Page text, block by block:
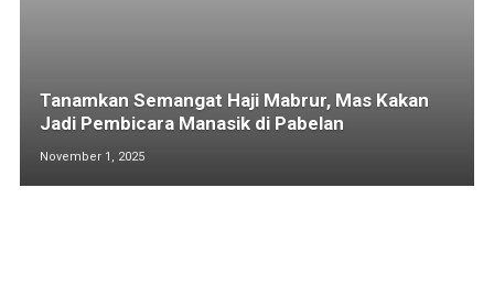
Tanamkan Semangat Haji Mabrur, Mas Kakan
Jadi Pembicara Manasik di Pabelan
November 1, 2025